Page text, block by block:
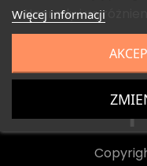
Więcej informacji
Nagrody i